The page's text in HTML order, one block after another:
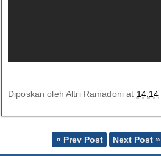
Diposkan oleh Altri Ramadoni at 14.14
« Prev Post Next Post »